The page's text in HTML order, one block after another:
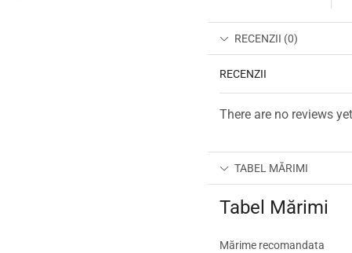
RECENZII (0)
RECENZII
There are no reviews yet
TABEL MĂRIMI
Tabel Mărimi
Mărime recomandata